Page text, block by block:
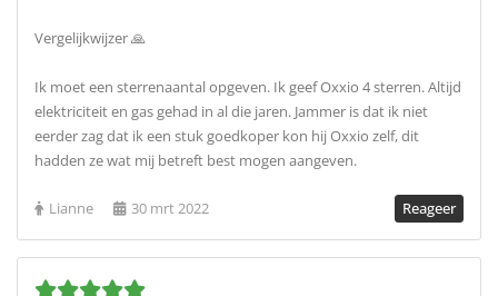
Vergelijkwijzer 🙏
Ik moet een sterrenaantal opgeven. Ik geef Oxxio 4 sterren. Altijd
elektriciteit en gas gehad in al die jaren. Jammer is dat ik niet
eerder zag dat ik een stuk goedkoper kon hij Oxxio zelf, dit
hadden ze wat mij betreft best mogen aangeven.
Lianne 30 mrt 2022 Reageer